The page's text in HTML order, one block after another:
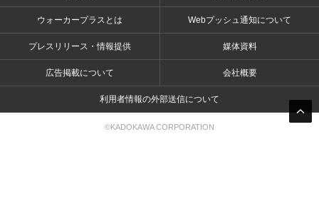
ウォーカープラスとは Webプッシュ通知について
プレスリリース・情報提供 媒体資料
広告掲載について 会社概要
利用者情報の外部送信について
©KADOKAWA CORPORATION